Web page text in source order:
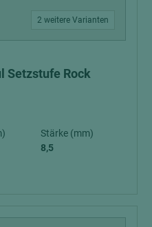
2 weitere Varianten
Setzstufe Rock
Stärke (mm)
8,5